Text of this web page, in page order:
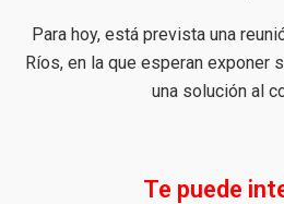
Para hoy, está prevista una
Ríos, en la que esperan exponer
una solución al
Te puede